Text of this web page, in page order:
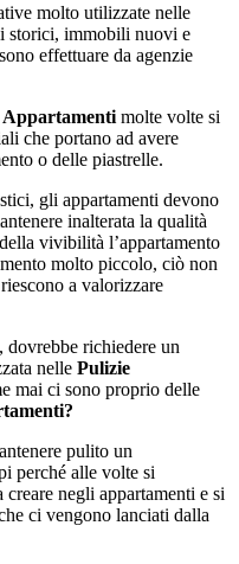
molto utilizzate nelle
storici, immobili nuovi e
sono effettuare da agenzie
Appartamenti molte volte si
che portano ad avere
o delle piastrelle.
gli appartamenti devono
inalterata la qualità
vivibilità l’appartamento
molto piccolo, ciò non
a valorizzare
richiedere un
nelle Pulizie
mai ci sono proprio delle
pulito un
perché alle volte si
negli appartamenti e si
ci vengono lanciati dalla